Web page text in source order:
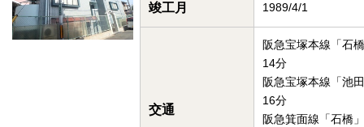
竣工月 1989/4/1
交通
阪急宝塚本線「石
14分
阪急宝塚本線「池
16分
阪急箕面線「石橋